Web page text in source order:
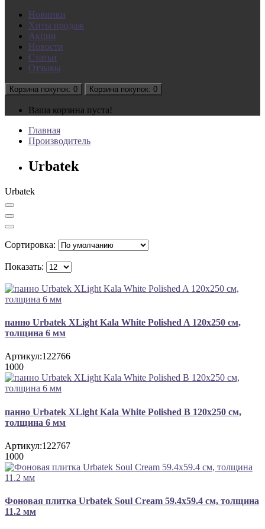
Новинки
Хиты продаж
Акции
Новости
Статьи
Отзывы
Корзина покупок: 0 Корзина покупок: 0
Ваша корзина пуста!
Главная
Производитель
Urbatek
Urbatek
Сортировка:
Показать:
панно Urbatek XLight Kala White Polished A 120x250 см,
толщина 6 мм
Артикул:122766
1000
панно Urbatek XLight Kala White Polished B 120x250 см,
толщина 6 мм
Артикул:122767
1000
Фоновая плитка Urbatek Soul Cream 59.4x59.4 см, толщина
11.2 мм